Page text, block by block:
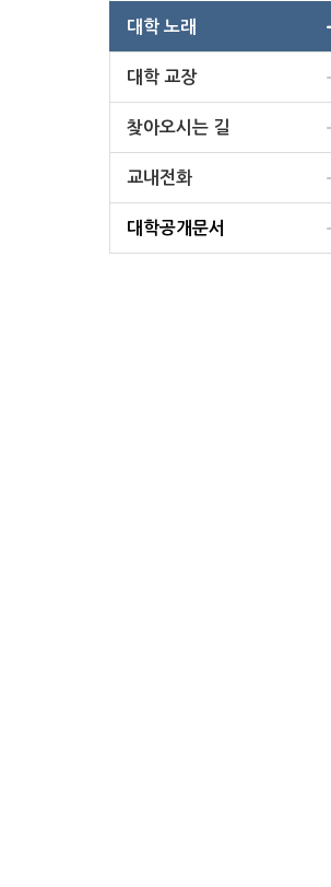
대학 노래
대학 교장
찾아오시는 길
교내전화
대학공개문서